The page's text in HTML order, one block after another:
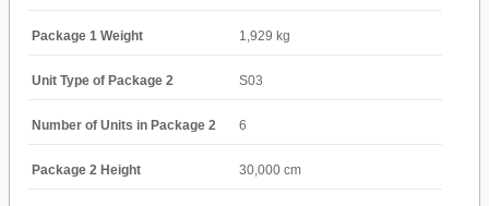
Package 1 Weight 1,929 kg
Unit Type of Package 2 S03
Number of Units in Package 2 6
Package 2 Height 30,000 cm